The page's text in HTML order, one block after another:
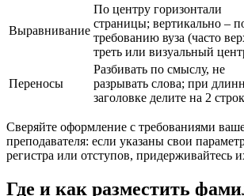
Выравнивание
По центру горизонтали
страницы; вертикально –
требованию вуза (часто
треть или визуальный
Переносы
Разбивать по смыслу, не
разрывать слова; при
заголовке делите на 2
Сверяйте оформление с требованиями
преподавателя: если указаны свои
регистра или отступов, придерживайтесь
Где и как разместить